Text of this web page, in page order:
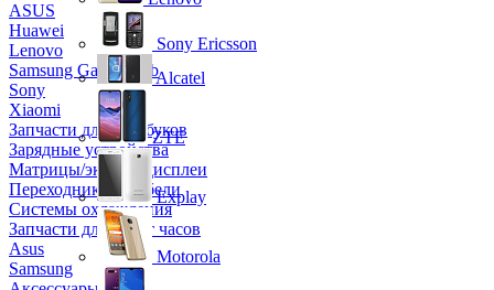
ASUS
Huawei
Lenovo
Samsung Galaxy Tab
Sony
Xiaomi
Запчасти для ноутбуков
Зарядные устройства
Матрицы/экраны/дисплеи
Переходники и кабели
Системы охлаждения
Запчасти для смарт часов
Asus
Samsung
Sony Ericsson
Alcatel
ZTE
Explay
Motorola